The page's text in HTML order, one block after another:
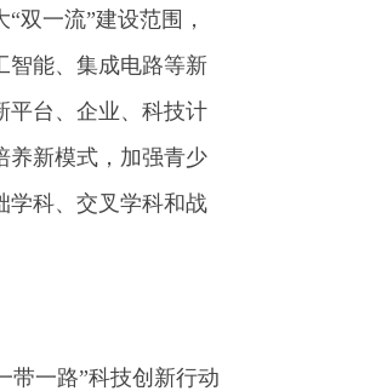
双一流”建设范围，
智能、集成电路等新
平台、企业、科技计
养新模式，加强青少
学科、交叉学科和战
一路”科技创新行动